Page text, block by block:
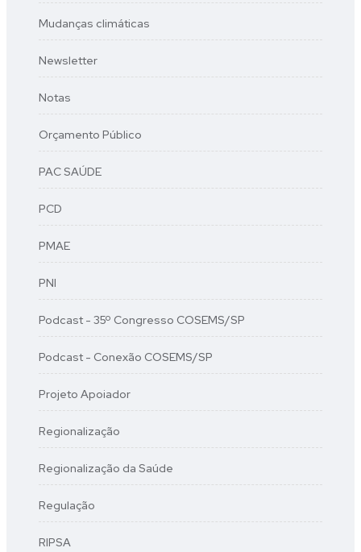
Mudanças climáticas
Newsletter
Notas
Orçamento Público
PAC SAÚDE
PCD
PMAE
PNI
Podcast - 35º Congresso COSEMS/SP
Podcast - Conexão COSEMS/SP
Projeto Apoiador
Regionalização
Regionalização da Saúde
Regulação
RIPSA